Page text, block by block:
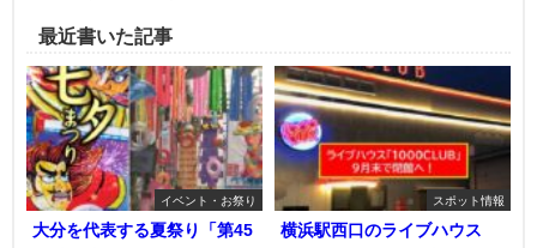
最近書いた記事
イベント・お祭り
大分を代表する夏祭り「第45
スポット情報
横浜駅西口のライブハウス